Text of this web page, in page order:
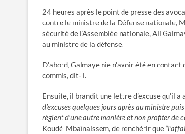
24 heures après le point de presse des
contre le ministre de la Défense nationale,
sécurité de l’Assemblée nationale, Ali
au ministre de la défense.
D’abord, Galmaye nie n’avoir été en
commis, dit-il.
Ensuite, il brandit une lettre d’excuse qu’il a
d’excuses quelques jours après au ministre
règlent d’une autre manière et non profiter de
Koudé Mbaïnaissem, de renchérir que